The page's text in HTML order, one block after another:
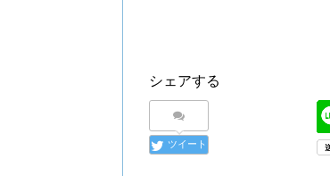
シェアする
ツイート